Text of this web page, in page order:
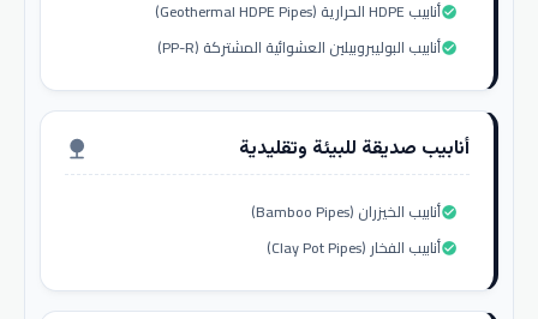
أنابيب HDPE الحرارية (Geothermal HDPE Pipes)check_circle
أنابيب البوليبروبيلين العشوائية المشتركة (PP-R)check_circle
أنابيب صديقة للبيئة وتقليدية nature
أنابيب الخيزران (Bamboo Pipes)check_circle
أنابيب الفخار (Clay Pot Pipes)check_circle